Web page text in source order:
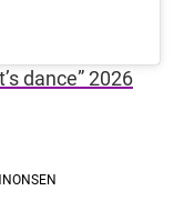
dance” 2026